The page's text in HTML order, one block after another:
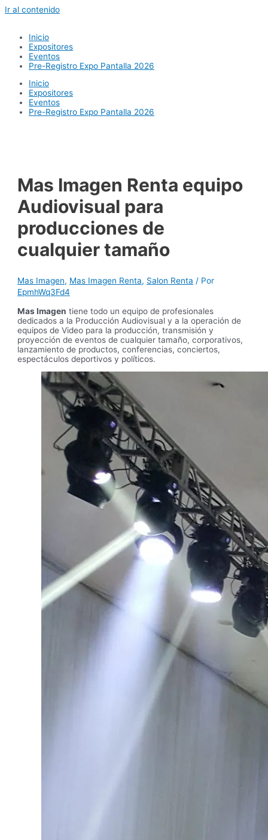
Ir al contenido
Inicio
Expositores
Eventos
Pre-Registro Expo Pantalla 2026
Inicio
Expositores
Eventos
Pre-Registro Expo Pantalla 2026
Mas Imagen Renta equipo
Audiovisual para
producciones de
cualquier tamaño
Mas Imagen, Mas Imagen Renta, Salon Renta / Por
EpmhWq3Fd4
Mas Imagen tiene todo un equipo de profesionales
dedicados a la Producción Audiovisual y a la operación de
equipos de Video para la producción, transmisión y
proyección de eventos de cualquier tamaño, corporativos,
lanzamiento de productos, conferencias, conciertos,
espectáculos deportivos y políticos.